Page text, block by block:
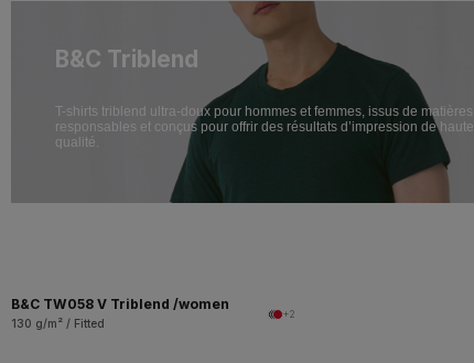
B&C Triblend
T-shirts triblend ultra-doux pour hommes et femmes, issus de matières
responsables et conçus pour offrir des résultats d’impression de haute
qualité.
B&C TW058 V Triblend /women
130 g/m² / Fitted
+2